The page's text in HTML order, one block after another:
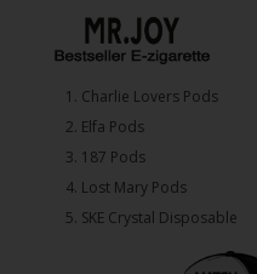
1.⁠ ⁠Charlie Lovers Pods
2.⁠ ⁠⁠Elfa Pods
3.⁠ ⁠⁠187 Pods
4.⁠ ⁠⁠Lost Mary Pods
5.⁠ ⁠⁠SKE Crystal Disposable